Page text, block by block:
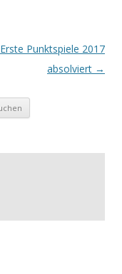
Erste Punktspiele 2017
absolviert →